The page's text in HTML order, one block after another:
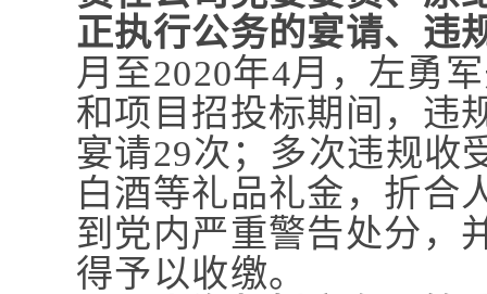
正执行公务的宴请、违
月至2020年4月，左勇
和项目招投标期间，违
宴请29次；多次违规收
白酒等礼品礼金，折合
到党内严重警告处分，
得予以收缴。